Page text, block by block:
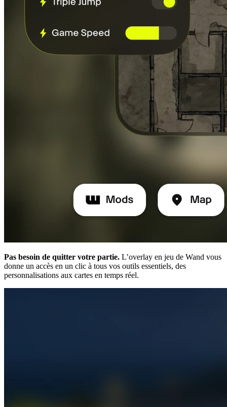
Pas besoin de quitter votre partie. L’overlay en jeu de Wand vous
donne un accès en un clic à tous vos outils essentiels, des
personnalisations aux cartes en temps réel.